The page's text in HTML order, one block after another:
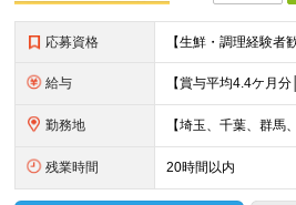
応募資格
給与
勤務地
残業時間 20時間以内